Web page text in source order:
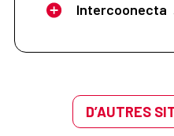
Intercoonecta
D’AUTRES